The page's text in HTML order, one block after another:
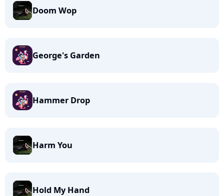
Doom Wop
George's Garden
Hammer Drop
Harm You
Hold My Hand